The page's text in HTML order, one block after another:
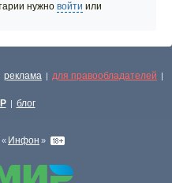
нужно войти или
реклама | для правообладателей |
| блог
Инфон »